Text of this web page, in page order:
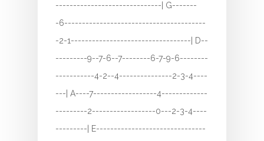
------------------------------| G-------
-6----------------------------------------
-2-1----------------------------------| D--
---------9--7-6--7--------6-7-9-6--------
-----------4-2--4---------------2-3-4----
---| A----7------------------4-------------
---------2------------------0---2-3-4----
---------| E-------------------------------